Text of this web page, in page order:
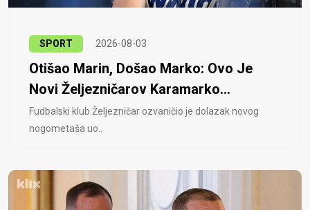
SPORT 2026-08-03
Otišao Marin, Došao Marko: Ovo Je
Novi Željezničarov Karamarko...
Fudbalski klub Željezničar ozvaničio je dolazak novog
nogometaša uo..